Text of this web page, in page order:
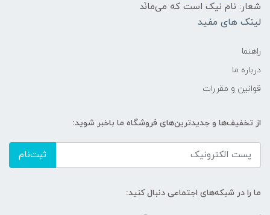
شعار: نام نیک است که می‌مانَد
لینک های مفید
راهنما
درباره ما
قوانین و مقررات
از تخفیف‌ها و جدیدترین‌های فروشگاه ما باخبر شوید:
ثبت‌نام
ما را در شبکه‌های اجتماعی دنبال کنید: